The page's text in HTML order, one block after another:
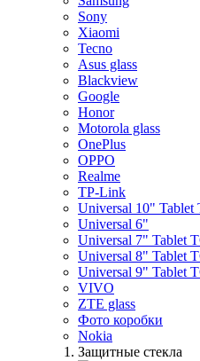
Sony
Xiaomi
Tecno
Asus glass
Blackview
Google
Honor
Motorola glass
OnePlus
OPPO
Realme
TP-Link
Universal 10"
Universal 6"
Universal 7" Tablet
Universal 8" Tablet
Universal 9" Tablet
VIVO
ZTE glass
Фото коробки
Nokia
Защитные стекла